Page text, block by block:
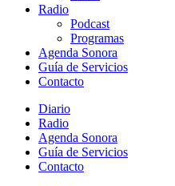
Radio
Podcast
Programas
Agenda Sonora
Guía de Servicios
Contacto
Diario
Radio
Agenda Sonora
Guía de Servicios
Contacto